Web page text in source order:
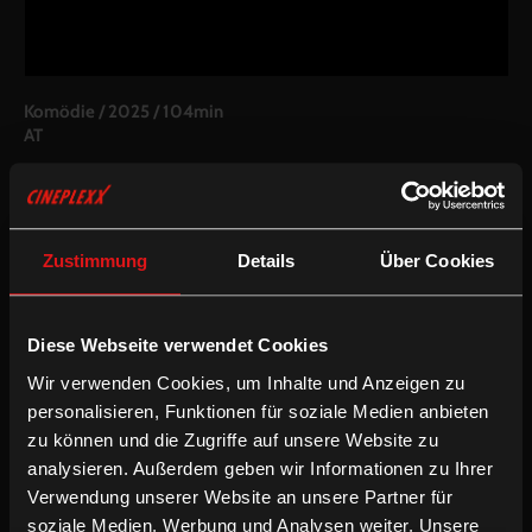
Zustimmung Details Über Cookies
Diese Webseite verwendet Cookies
Wir verwenden Cookies, um Inhalte und Anzeigen zu
personalisieren, Funktionen für soziale Medien anbieten
zu können und die Zugriffe auf unsere Website zu
analysieren. Außerdem geben wir Informationen zu Ihrer
Verwendung unserer Website an unsere Partner für
soziale Medien, Werbung und Analysen weiter. Unsere
Komödie / 2025 / 104min
AT
Andreas Schmied
Drehbuch:
Andreas Schmied, Wolfgang Brandstetter
Kamera:Jo Molitoris
Schnitt:Gerd D. Berner
Paul Pizzera, Otto Jaus, Benno Fürmann, Gizem Emre,
Silvia Maria Schneider, Eva-Maria Frank u.v.a.
Fassung:Deutsche OV (optional mit enUT oder deUT für
Hörgeschädigte)
Magazin:
Interviewmit Pizzera & Jaus
Deutsche UT/Drama/ Englische UT/Komödie